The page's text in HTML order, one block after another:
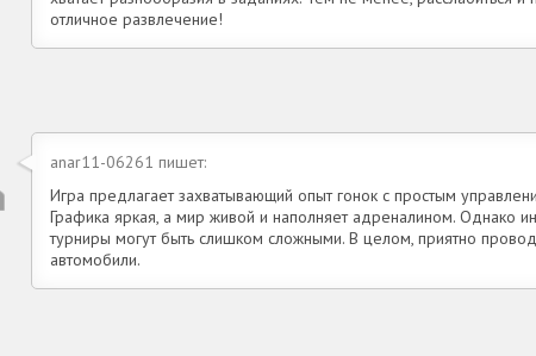
отличное развлечение!
anar11-06261 пишет:
Игра предлагает захватывающий опыт гонок с простым
Графика яркая, а мир живой и наполняет адреналином. Однако
турниры могут быть слишком сложными. В целом, приятно
автомобили.